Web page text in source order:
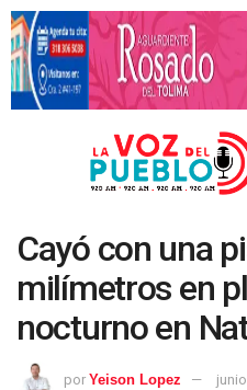
Cayó con una
milímetros en
nocturno en
por Yeison Lopez